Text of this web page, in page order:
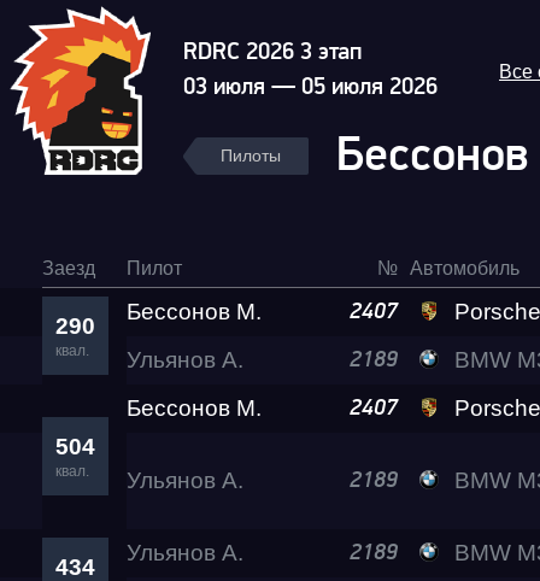
RDRC 2026 3 этап
03 июля — 05 июля 2026
Все
Пилоты
Заезд Пилот № Автомобиль
290
квал.
Бессонов М. 2407
Porsche 911
Ульянов А.
2189 BMW M3
504
квал.
Бессонов М. 2407 Porsche 911
Ульянов А. 2189 BMW M3
434
Ульянов А. 2189
BMW M3